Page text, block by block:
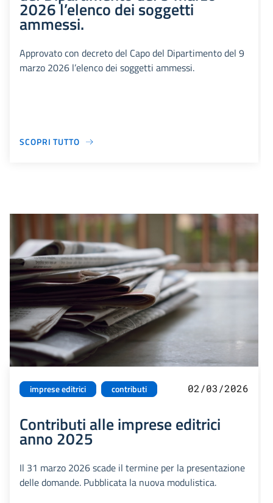
2026 l’elenco dei soggetti
ammessi.
Approvato con decreto del Capo del Dipartimento del 9
marzo 2026 l’elenco dei soggetti ammessi.
SCOPRI TUTTO
imprese editrici contributi 02/03/2026
Contributi alle imprese editrici
anno 2025
Il 31 marzo 2026 scade il termine per la presentazione
delle domande. Pubblicata la nuova modulistica.